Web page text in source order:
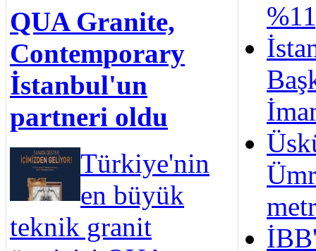
QUA Granite,
Contemporary
İstanbul'un
partneri oldu
Türkiye'nin
en büyük
teknik granit